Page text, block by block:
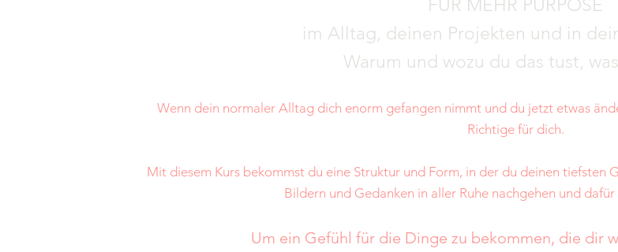
FÜR MEHR PURPOSE
im Alltag, deinen Projekten und in
Warum und wozu du das tust,
Wenn dein normaler Alltag dich enorm gefangen nimmt und du jetzt etwas
Richtige für dich.
Mit diesem Kurs bekommst du eine Struktur und Form, in der du deinen tiefsten
Bildern und Gedanken in aller Ruhe nachgehen und dafür
Um ein Gefühl für die Dinge zu bekommen, die dir